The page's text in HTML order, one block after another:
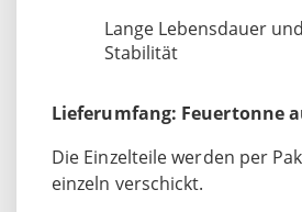
Lange Lebensdauer
Stabilität
Lieferumfang: Feuertonne
Die Einzelteile werden per
einzeln verschickt.